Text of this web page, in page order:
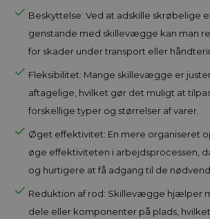
Beskyttelse: Ved at adskille skrøbelige
genstande med skillevægge kan man
for skader under transport eller
Fleksibilitet: Mange skillevægge er
aftagelige, hvilket gør det muligt at
forskellige typer og størrelser af varer.
Øget effektivitet: En mere organiseret
øge effektiviteten i arbejdsprocessen,
og hurtigere at få adgang til de
Reduktion af rod: Skillevægge hjælper
dele eller komponenter på plads,